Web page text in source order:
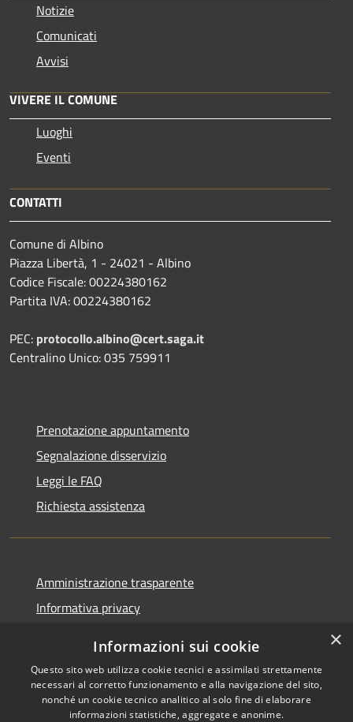
Notizie
Comunicati
Avvisi
VIVERE IL COMUNE
Luoghi
Eventi
CONTATTI
Comune di Albino
Piazza Libertà, 1 - 24021 - Albino
Codice Fiscale: 00224380162
Partita IVA: 00224380162
PEC: protocollo.albino@cert.saga.it
Centralino Unico: 035 759911
Prenotazione appuntamento
Segnalazione disservizio
Leggi le FAQ
Richiesta assistenza
Amministrazione trasparente
Informativa privacy
Dichiarazione di accessibilità
×
Informazioni sui cookie
Questo sito web utilizza cookie tecnici e assimilati strettamente
necessari al corretto funzionamento e alla navigazione del sito,
nonché un cookie tecnico analitico al solo fine di elaborare
informazioni statistiche, aggregate e anonime.